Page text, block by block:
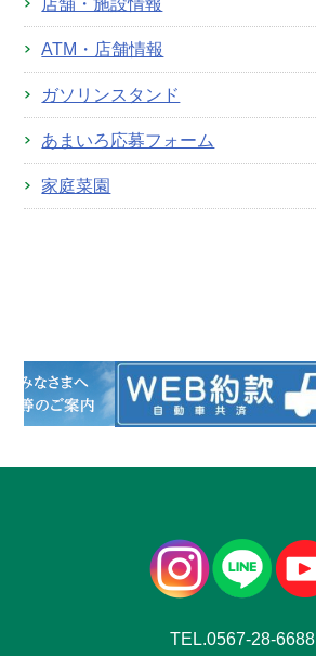
店舗・施設情報
ATM・店舗情報
ガソリンスタンド
あまいろ応募フォーム
家庭菜園
TEL.0567-28-6688